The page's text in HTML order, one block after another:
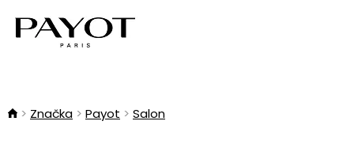
Značka Payot Salon